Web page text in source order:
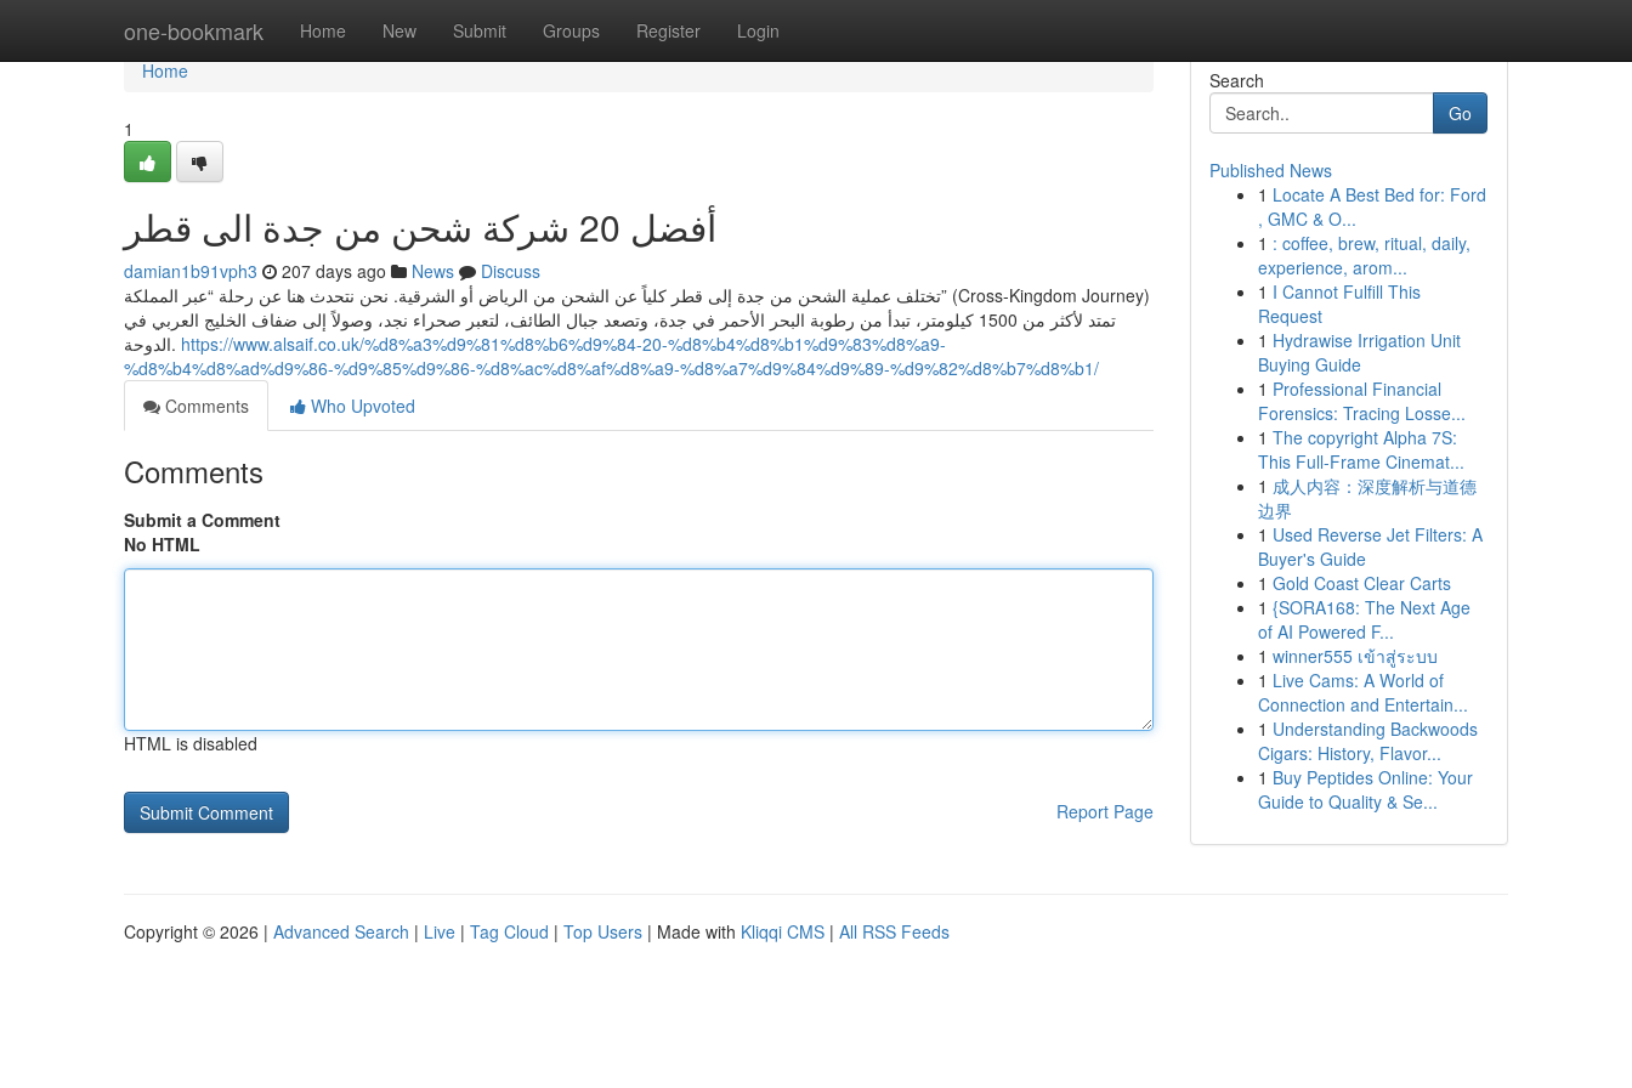
one-bookmark Home New Submit Groups Register Login
Home
Home
1
أفضل 20 شركة شحن من جدة الى قطر
damian1b91vph3 207 days ago News
Discuss
تختلف عملية الشحن من جدة إلى قطر كلياً عن الشحن من الرياض أو الشرقية. نحن نتحدث هنا عن رحلة “عبر المملكة” (Cross-Kingdom Journey)
تمتد لأكثر من 1500 كيلومتر، تبدأ من رطوبة البحر الأحمر في جدة، وتصعد جبال الطائف، لتعبر صحراء نجد، وصولاً إلى ضفاف الخليج العربي في
الدوحة. https://www.alsaif.co.uk/%d8%a3%d9%81%d8%b6%d9%84-20-%d8%b4%d8%b1%d9%83%d8%a9-
%d8%b4%d8%ad%d9%86-%d9%85%d9%86-%d8%ac%d8%af%d8%a9-%d8%a7%d9%84%d9%89-%d9%82%d8%b7%d8%b1/
Comments
Who Upvoted
Comments
Submit a Comment
No HTML
HTML is disabled
Report Page
Search
Go
Published News
1 Locate A Best Bed for: Ford
, GMC & O...
1 : coffee, brew, ritual, daily,
experience, arom...
1 I Cannot Fulfill This
Request
1 Hydrawise Irrigation Unit
Buying Guide
1 Professional Financial
Forensics: Tracing Losse...
1 The copyright Alpha 7S:
This Full-Frame Cinemat...
1 成人内容：深度解析与道德
边界
1 Used Reverse Jet Filters: A
Buyer's Guide
1 Gold Coast Clear Carts
1 {SORA168: The Next Age
of AI Powered F...
1 winner555 เข้าสู่ระบบ
1 Live Cams: A World of
Connection and Entertain...
1 Understanding Backwoods
Cigars: History, Flavor...
1 Buy Peptides Online: Your
Guide to Quality & Se...
Copyright © 2026 | Advanced Search | Live | Tag Cloud | Top Users | Made with Kliqqi CMS | All RSS Feeds